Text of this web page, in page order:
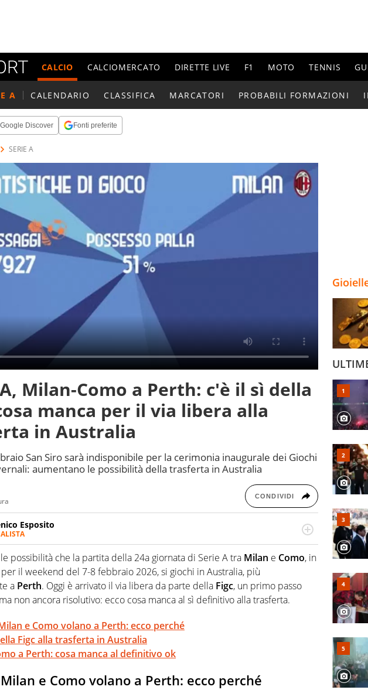
CALCIO CALCIOMERCATO DIRETTE LIVE F1 MOTO TENNIS
A CALENDARIO CLASSIFICA MARCATORI PROBABILI FORMAZIONI
Google Discover Fonti preferite
SERIE A
Milan-Como a Perth: c'è il sì della
manca per il via libera alla
in Australia
San Siro sarà indisponibile per la cerimonia inaugurale dei Giochi
aumentano le possibilità della trasferta in Australia
CONDIVIDI
Esposito
in campo e sul campo per vivere ogni evento in tutte le sue sfaccettature.
smisurata per il calcio e per la sfera di cuoio. Il pallone è una cosa serissima,
dirgli di no
possibilità che la partita della 24a giornata di Serie A tra Milan e Como, in
il weekend del 7-8 febbraio 2026, si giochi in Australia, più
a Perth. Oggi è arrivato il via libera da parte della Figc, un primo passo
non ancora risolutivo: ecco cosa manca al sì definitivo alla trasferta.
e Como volano a Perth: ecco perché
Figc alla trasferta in Australia
a Perth: cosa manca al definitivo ok
e Como volano a Perth: ecco perché